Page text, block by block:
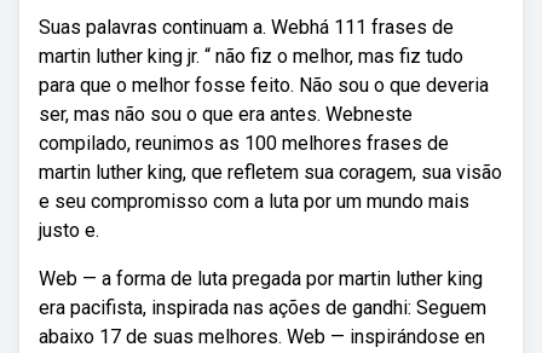
Suas palavras continuam a. Webhá 111 frases de
martin luther king jr. “ não fiz o melhor, mas fiz tudo
para que o melhor fosse feito. Não sou o que deveria
ser, mas não sou o que era antes. Webneste
compilado, reunimos as 100 melhores frases de
martin luther king, que refletem sua coragem, sua visão
e seu compromisso com a luta por um mundo mais
justo e.
Web — a forma de luta pregada por martin luther king
era pacifista, inspirada nas ações de gandhi: Seguem
abaixo 17 de suas melhores. Web — inspirándose en